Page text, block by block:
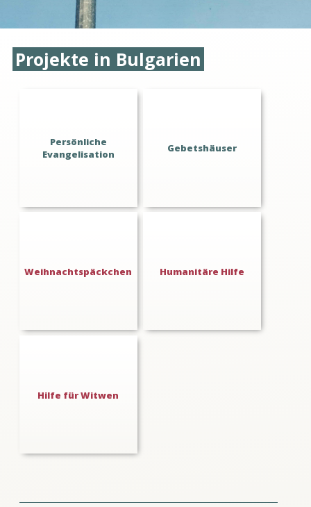
Projekte in Bulgarien
Persönliche
Evangelisation
Gebetshäuser
Weihnachtspäckchen Humanitäre Hilfe
Hilfe für Witwen